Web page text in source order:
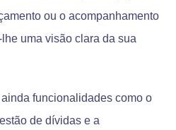
ou o acompanhamento
uma visão clara da sua
funcionalidades como o
de dívidas e a